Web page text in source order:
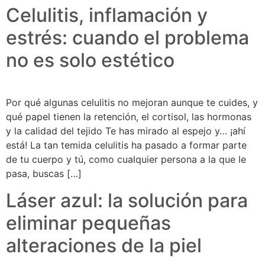
Celulitis, inflamación y
estrés: cuando el problema
no es solo estético
Por qué algunas celulitis no mejoran aunque te cuides, y
qué papel tienen la retención, el cortisol, las hormonas
y la calidad del tejido Te has mirado al espejo y… ¡ahí
está! La tan temida celulitis ha pasado a formar parte
de tu cuerpo y tú, como cualquier persona a la que le
pasa, buscas […]
Láser azul: la solución para
eliminar pequeñas
alteraciones de la piel